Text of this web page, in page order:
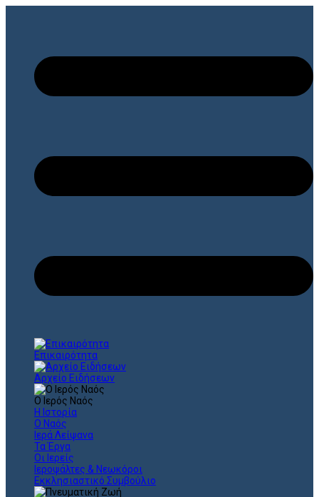
Επικαιρότητα
Αρχείο Ειδήσεων
Ο Ιερός Ναός
Η Ιστορία
Ο Ναός
Ιερά Λείψανα
Τα Έργα
Οι Ιερείς
Ιεροψάλτες & Νεωκόροι
Εκκλησιαστικό Συμβούλιο